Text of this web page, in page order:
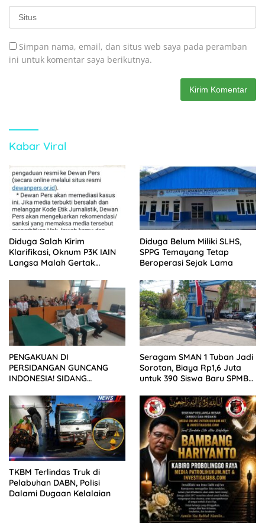
Simpan nama, email, dan situs web saya pada peramban
ini untuk komentar saya berikutnya.
Kabar Viral
Diduga Salah Kirim
Klarifikasi, Oknum P3K IAIN
Langsa Malah Gertak
Diduga Belum Miliki SLHS,
SPPG Temayang Tetap
Beroperasi Sejak Lama
PENGAKUAN DI
PERSIDANGAN GUNCANG
INDONESIA! SIDANG
KELUARGA KORBAN
MENGAMUK DI PN MALANG
Seragam SMAN 1 Tuban Jadi
Sorotan, Biaya Rp1,6 Juta
untuk 390 Siswa Baru SPMB
TKBM Terlindas Truk di
Pelabuhan DABN, Polisi
Dalami Dugaan Kelalaian